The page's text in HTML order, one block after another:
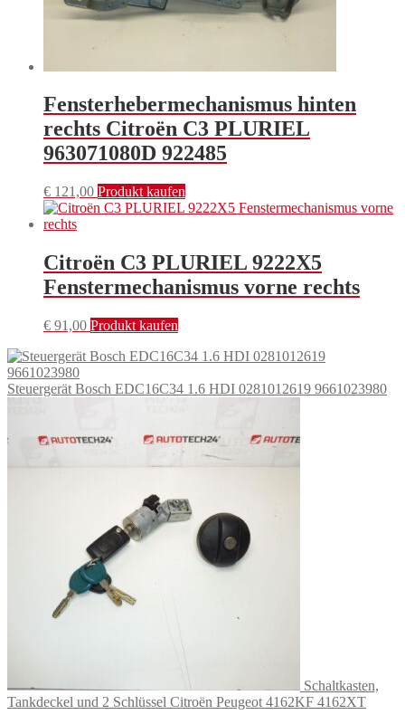
Fensterhebermechanismus hinten
rechts Citroën C3 PLURIEL
963071080D 922485
€ 121,00 Produkt kaufen
Citroën C3 PLURIEL 9222X5
Fenstermechanismus vorne rechts
€ 91,00 Produkt kaufen
Steuergerät Bosch EDC16C34 1.6 HDI 0281012619 9661023980
Schaltkasten,
Tankdeckel und 2 Schlüssel Citroën Peugeot 4162KF 4162XT